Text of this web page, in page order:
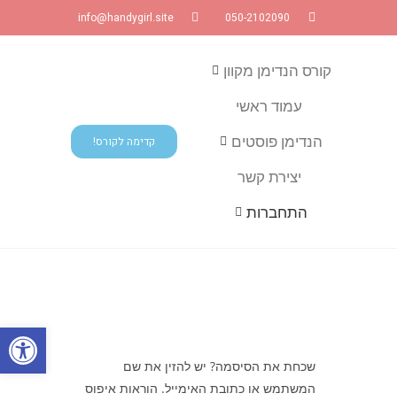
050-2102090
info@handygirl.site
קורס הנדימן מקוון
עמוד ראשי
הנדימן פוסטים
יצירת קשר
התחברות
קדימה לקורס!
שכחת את הסיסמה? יש להזין את שם
המשתמש או כתובת האימייל. הוראות איפוס